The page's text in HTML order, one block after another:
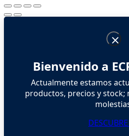
Bienvenido a
Actualmente estamos
productos, precios y stock;